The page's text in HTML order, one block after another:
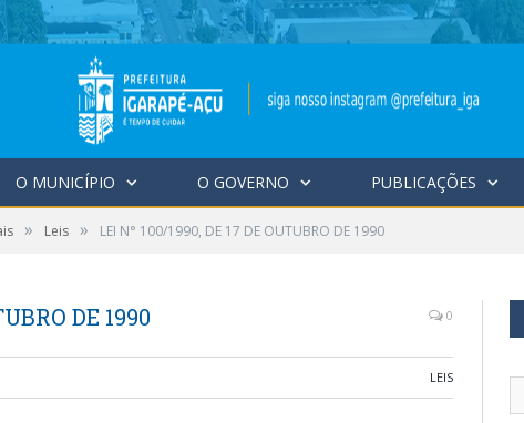
O MUNICÍPIO O GOVERNO PUBLICAÇÕES
» Leis » LEI N° 100/1990, DE 17 DE OUTUBRO DE 1990
DE 1990 0
LEIS